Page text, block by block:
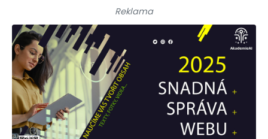
Reklama